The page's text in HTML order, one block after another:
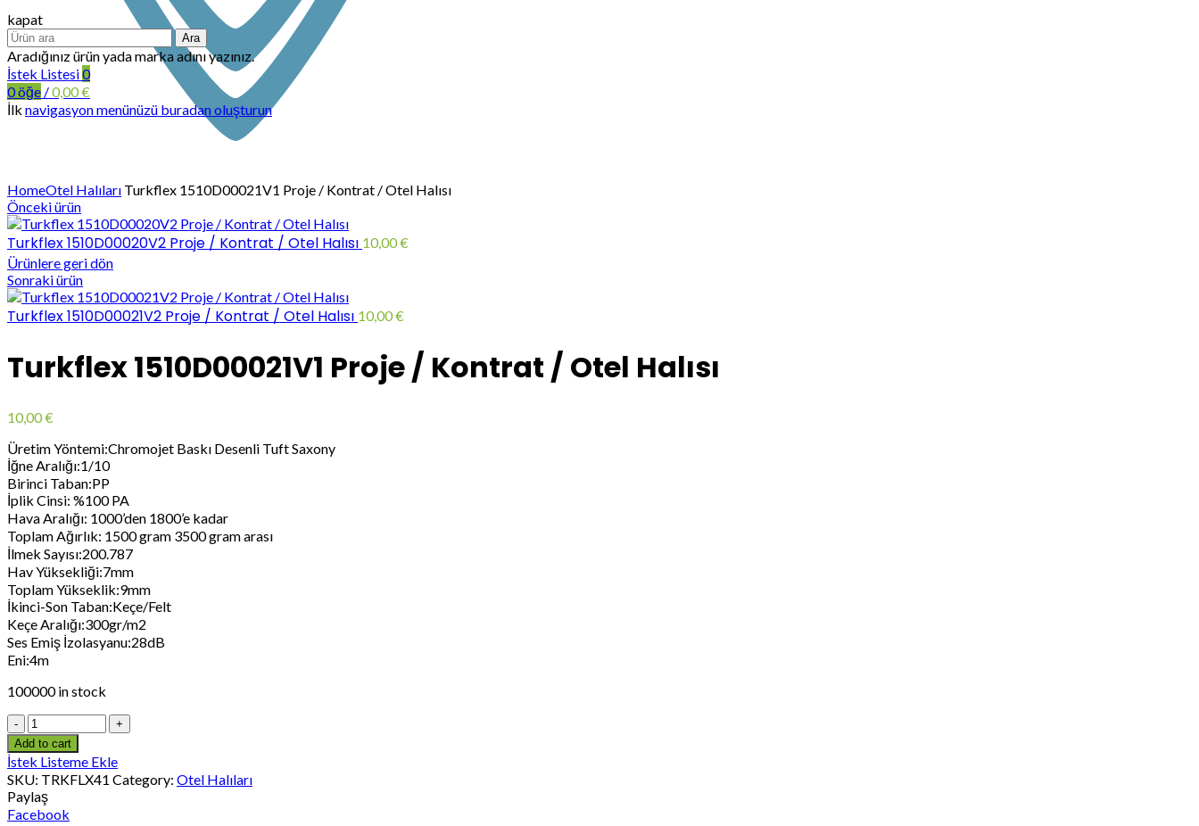
kapat
Ara
Aradığınız ürün yada marka adını yazınız.
İstek Listesi0
0öğe /0,00€
İlk navigasyon menünüzü buradan oluşturun
HomeOtel Halıları Turkflex 1510D00021V1 Proje / Kontrat / Otel Halısı
Önceki ürün
Turkflex 1510D00020V2 Proje / Kontrat / Otel Halısı 10,00€
Ürünlere geri dön
Sonraki ürün
Turkflex 1510D00021V2 Proje / Kontrat / Otel Halısı 10,00€
Turkflex 1510D00021V1 Proje / Kontrat / Otel Halısı
10,00€
Üretim Yöntemi:Chromojet Baskı Desenli Tuft Saxony
İğne Aralığı:1/10
Birinci Taban:PP
İplik Cinsi: %100 PA
Hava Aralığı: 1000’den 1800’e kadar
Toplam Ağırlık: 1500 gram 3500 gram arası
İlmek Sayısı:200.787
Hav Yüksekliği:7mm
Toplam Yükseklik:9mm
İkinci-Son Taban:Keçe/Felt
Keçe Aralığı:300gr/m2
Ses Emiş İzolasyanu:28dB
Eni:4m
100000 in stock
Add to cart
İstek Listeme Ekle
SKU: TRKFLX41 Category: Otel Halıları
Paylaş
Facebook